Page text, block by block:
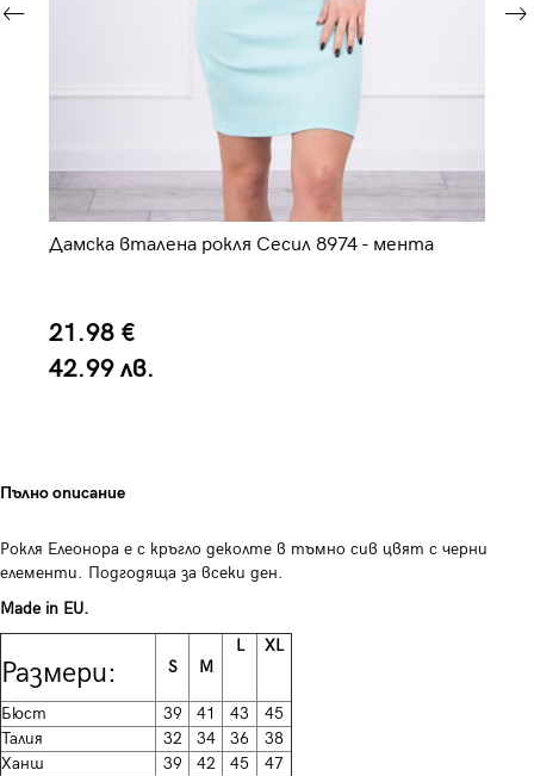
Дамска вталена рокля Сесил 8974 - мента
21.98 €
42.99 лв.
Пълно описание
Рокля Елеонора е с кръгло деколте в тъмно сив цвят с черни
елементи. Подгодяща за всеки ден.
Made in EU.
Размери: S M
L XL
Бюст 39 41 43
45
Талия
32 34 36
38
Ханш
39 42 45
47